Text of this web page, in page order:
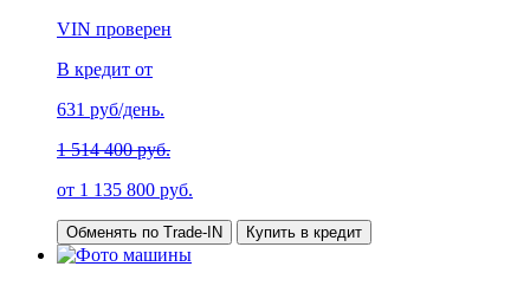
VIN проверен
В кредит от
631 руб/день.
1 514 400 руб.
от 1 135 800 руб.
Обменять по Trade-IN Купить в кредит